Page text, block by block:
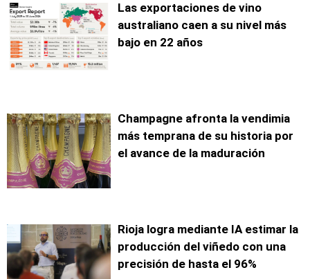
Las exportaciones de vino
australiano caen a su nivel más
bajo en 22 años
Champagne afronta la vendimia
más temprana de su historia por
el avance de la maduración
Rioja logra mediante IA estimar la
producción del viñedo con una
precisión de hasta el 96%